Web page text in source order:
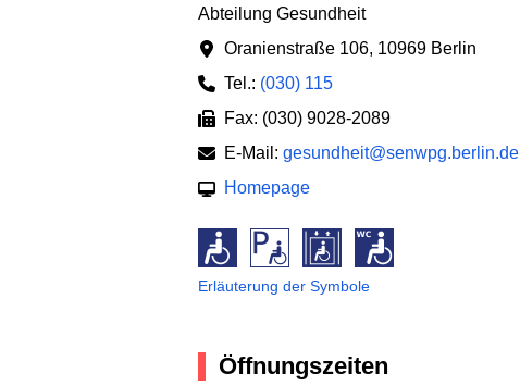
Abteilung Gesundheit
Oranienstraße 106, 10969 Berlin
Tel.: (030) 115
Fax: (030) 9028-2089
E-Mail: gesundheit@senwpg.berlin.de
Homepage
Erläuterung der Symbole
Öffnungszeiten